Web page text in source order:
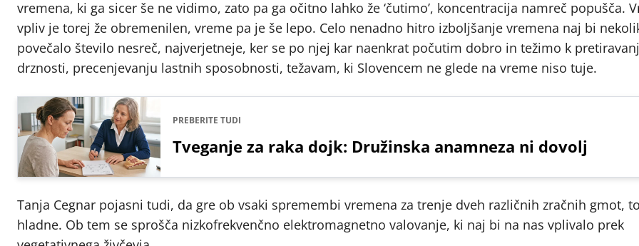
vremena, ki ga sicer še ne vidimo, zato pa ga očitno lahko že ‘čutimo’, koncentracija namreč popušča.
vpliv je torej že obremenilen, vreme pa je še lepo. Celo nenadno hitro izboljšanje vremena naj bi
povečalo število nesreč, najverjetneje, ker se po njej kar naenkrat počutim dobro in težimo k
drznosti, precenjevanju lastnih sposobnosti, težavam, ki Slovencem ne glede na vreme niso tuje.
PREBERITE TUDI
Tveganje za raka dojk: Družinska anamneza ni dovolj
Tanja Cegnar pojasni tudi, da gre ob vsaki spremembi vremena za trenje dveh različnih zračnih gmot,
hladne. Ob tem se sprošča nizkofrekvenčno elektromagnetno valovanje, ki naj bi na nas vplivalo prek